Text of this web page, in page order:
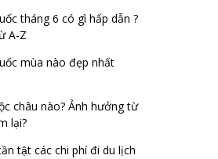
tháng 6 có gì hấp dẫn ?
A-Z
mùa nào đẹp nhất
châu nào? Ảnh hưởng từ
lại?
tật các chi phí đi du lịch